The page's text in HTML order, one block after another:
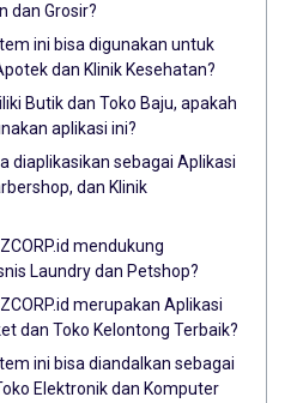
dan Grosir?
ini bisa digunakan untuk
dan Klinik Kesehatan?
Butik dan Toko Baju, apakah
aplikasi ini?
diaplikasikan sebagai Aplikasi
dan Klinik
mendukung
Laundry dan Petshop?
merupakan Aplikasi
dan Toko Kelontong Terbaik?
ini bisa diandalkan sebagai
Elektronik dan Komputer